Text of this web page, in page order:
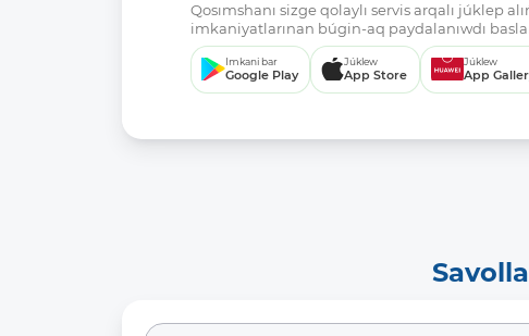
Qosımshanı sizge qolaylı servis arqalı júklep
imkaniyatlarınan búgin-aq paydalanıwdı
Imkani bar
Google Play
Júklew
App Store
Júklew
App